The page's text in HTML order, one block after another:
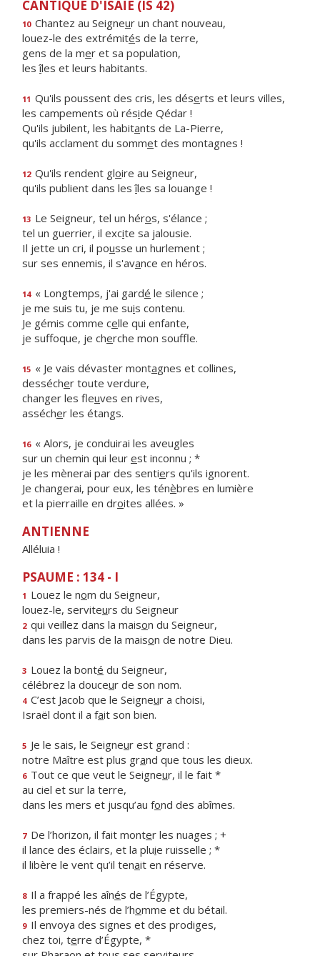
CANTIQUE D'ISAÏE (IS 42)
10 Chantez au Seigneur un chant nouveau,
louez-le des extrémités de la terre,
gens de la mer et sa population,
lesîles et leurs habitants.
11 Qu'ils poussent des cris, les déserts et leurs villes,
les campements où réside Qédar !
Qu'ils jubilent, les habitants de La-Pierre,
qu'ils acclament du sommet des montagnes !
12 Qu'ils rendent gloire au Seigneur,
qu'ils publient dans lesîles sa louange !
13 Le Seigneur, tel un héros, s'élance ;
tel un guerrier, il excite sa jalousie.
Il jette un cri, il pousse un hurlement ;
sur ses ennemis, il s'avance en héros.
14 « Longtemps, j'ai gardé le silence ;
je me suis tu, je me suis contenu.
Je gémis comme celle qui enfante,
je suffoque, je cherche mon souffle.
15 « Je vais dévaster montagnes et collines,
dessécher toute verdure,
changer les fleuves en rives,
assécher les étangs.
16 « Alors, je conduirai les aveugles
sur un chemin qui leur est inconnu ; *
je les mènerai par des sentiers qu'ils ignorent.
Je changerai, pour eux, les ténèbres en lumière
et la pierraille en droites allées. »
ANTIENNE
Alléluia !
PSAUME : 134 - I
1 Louez le nom du Seigneur,
louez-le, serviteurs du Seigneur
2 qui veillez dans la maison du Seigneur,
dans les parvis de la maison de notre Dieu.
3 Louez la bonté du Seigneur,
célébrez la douceur de son nom.
4 C’est Jacob que le Seigneur a choisi,
Israël dont il a fait son bien.
5 Je le sais, le Seigneur est grand :
notre Maître est plus grand que tous les dieux.
6 Tout ce que veut le Seigneur, il le fait *
au ciel et sur la terre,
dans les mers et jusqu’au fond des abîmes.
7 De l’horizon, il fait monter les nuages ; +
il lance des éclairs, et la pluie ruisselle ; *
il libère le vent qu’il tenait en réserve.
8 Il a frappé les aînés de l’Égypte,
les premiers-nés de l’homme et du bétail.
9 Il envoya des signes et des prodiges,
chez toi, terre d’Égypte, *